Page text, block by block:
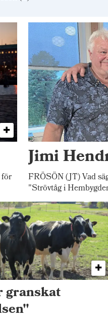
Jimi
FRÖSÖN (JT) Vad
"Strövtåg i
granskat